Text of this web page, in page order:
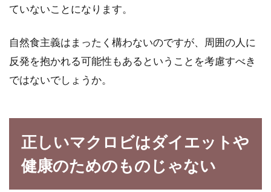
ていないことになります。
自然食主義はまったく構わないのですが、周囲の人に
反発を抱かれる可能性もあるということを考慮すべき
ではないでしょうか。
正しいマクロビはダイエットや
健康のためのものじゃない